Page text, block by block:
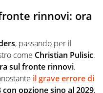
rinnovi: ora
, passando per il
come Christian Pulisic.
sul fronte rinnovi.
il grave errore di
con opzione sino al 2029,